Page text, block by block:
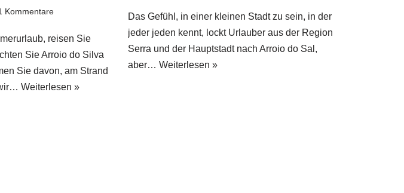
Kommentare
reisen Sie
Sie Arroio do Silva
Sie davon, am Strand
Weiterlesen »
Das Gefühl, in einer kleinen Stadt zu sein, in der
jeder jeden kennt, lockt Urlauber aus der Region
Serra und der Hauptstadt nach Arroio do Sal,
aber… Weiterlesen »